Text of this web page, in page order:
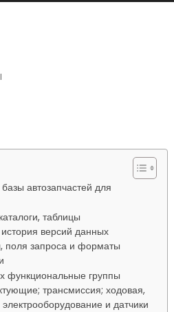
автозапчастей для
таблицы
версий данных
поля запроса и форматы
функциональные группы
трансмиссия; ходовая,
и датчики